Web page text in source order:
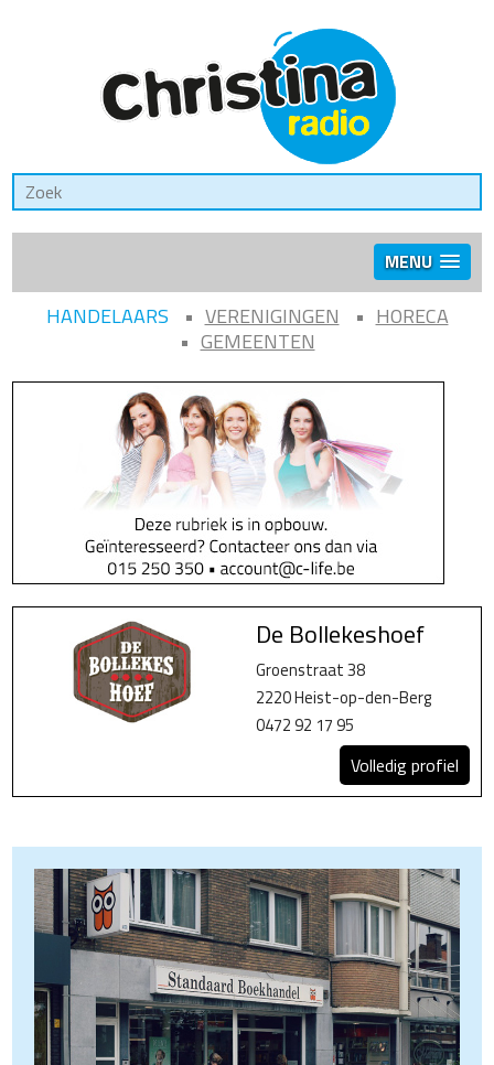
MENU
HANDELAARS VERENIGINGEN
HORECA
GEMEENTEN
De Bollekeshoef
Groenstraat 38
2220 Heist-op-den-Berg
0472 92 17 95
Volledig profiel